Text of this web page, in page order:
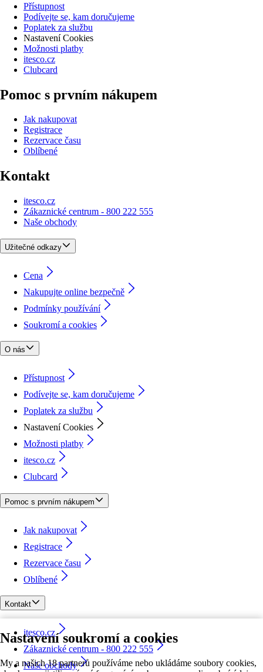
Nastavení soukromí a cookies
My a našich 18 partnerů používáme nebo ukládáme soubory cookies,
Přístupnost
Podívejte se, kam doručujeme
Poplatek za službu
Nastavení Cookies
Možnosti platby
itesco.cz
Clubcard
Pomoc s prvním nákupem
Jak nakupovat
Registrace
Rezervace času
Oblíbené
Kontakt
itesco.cz
Zákaznické centrum - 800 222 555
Naše obchody
Užitečné odkazy
Cena
Nakupujte online bezpečně
Podmínky používání
Soukromí a cookies
O nás
Přístupnost
Podívejte se, kam doručujeme
Poplatek za službu
Nastavení Cookies
Možnosti platby
itesco.cz
Clubcard
Pomoc s prvním nákupem
Jak nakupovat
Registrace
Rezervace času
Oblíbené
Kontakt
itesco.cz
Zákaznické centrum - 800 222 555
Naše obchody